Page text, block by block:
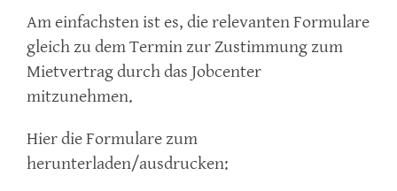
Am einfachsten ist es, die relevanten Formulare
gleich zu dem Termin zur Zustimmung zum
Mietvertrag durch das Jobcenter
mitzunehmen.
Hier die Formulare zum
herunterladen/ausdrucken: